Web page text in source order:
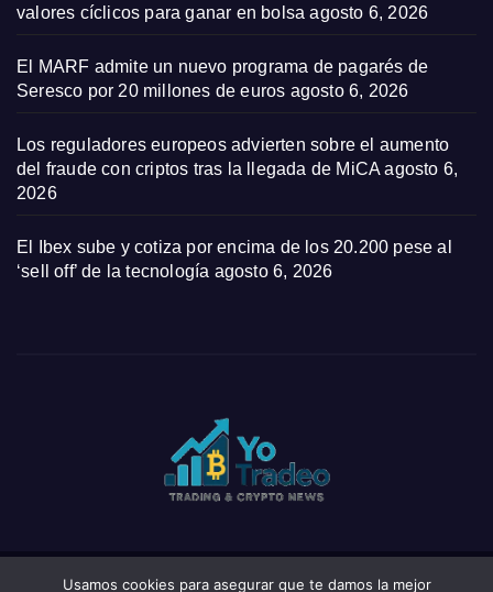
valores cíclicos para ganar en bolsa agosto 6, 2026
El MARF admite un nuevo programa de pagarés de
Seresco por 20 millones de euros agosto 6, 2026
Los reguladores europeos advierten sobre el aumento
del fraude con criptos tras la llegada de MiCA agosto 6,
2026
El Ibex sube y cotiza por encima de los 20.200 pese al
‘sell off’ de la tecnología agosto 6, 2026
Usamos cookies para asegurar que te damos la mejor